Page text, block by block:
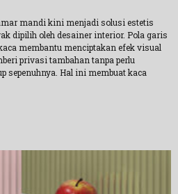
mandi kini menjadi solusi estetis
dipilih oleh desainer interior. Pola garis
membantu menciptakan efek visual
privasi tambahan tanpa perlu
sepenuhnya. Hal ini membuat kaca